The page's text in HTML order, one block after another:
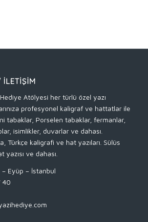
Atölyesi her türlü özel yazı
profesyonel kaligraf ve hattatlar ile
tabaklar, Porselen tabaklar, fermanlar,
isimlikler, duvarlar ve dahası.
Türkçe kaligrafi ve hat yazıları. Sülüs
yazısı ve dahası.
Eyüp – İstanbul
40